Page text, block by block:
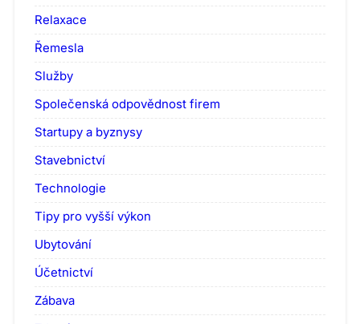
Relaxace
Řemesla
Služby
Společenská odpovědnost firem
Startupy a byznysy
Stavebnictví
Technologie
Tipy pro vyšší výkon
Ubytování
Účetnictví
Zábava